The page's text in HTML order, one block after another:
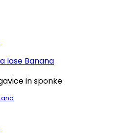
in sponke